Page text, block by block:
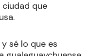
que
sé lo que es